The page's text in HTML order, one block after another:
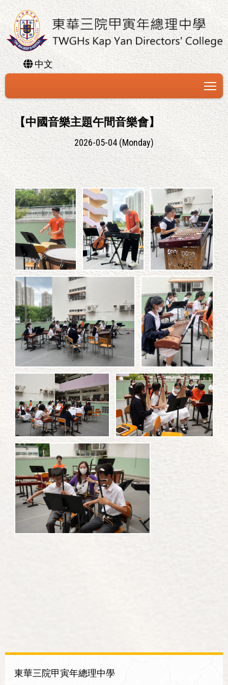
中文
【中國音樂主題午間音樂會】
2026-05-04 (Monday)
東華三院甲寅年總理中學